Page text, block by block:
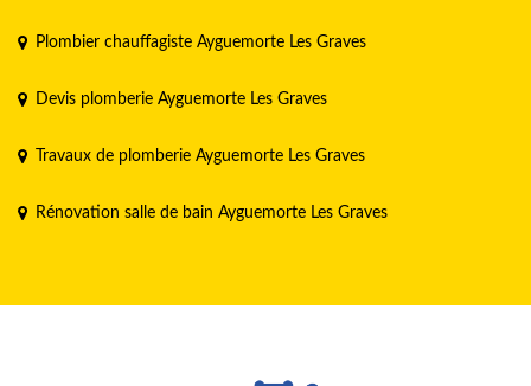
Plombier chauffagiste Ayguemorte Les Graves
Devis plomberie Ayguemorte Les Graves
Travaux de plomberie Ayguemorte Les Graves
Rénovation salle de bain Ayguemorte Les Graves